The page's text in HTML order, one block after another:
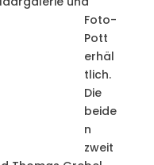
Foto-
Pott
erhäl
tlich.
Die
beide
n
zweit